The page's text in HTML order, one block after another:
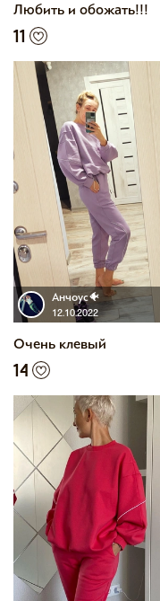
Любить и обожать!!!
11
Анчоус🐠
12.10.2022
Очень клевый
14